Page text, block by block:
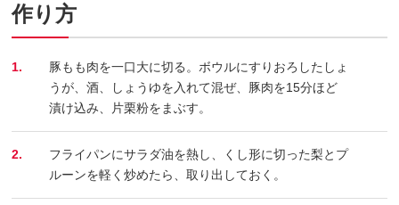
作り方
1.
豚もも肉を一口大に切る。ボウルにすりおろしたしょ
うが、酒、しょうゆを入れて混ぜ、豚肉を15分ほど
漬け込み、片栗粉をまぶす。
2.
フライパンにサラダ油を熱し、くし形に切った梨とプ
ルーンを軽く炒めたら、取り出しておく。